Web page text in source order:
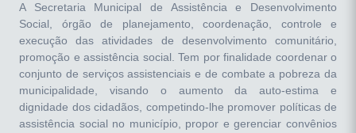
A Secretaria Municipal de Assistência e Desenvolvimento
Social, órgão de planejamento, coordenação, controle e
execução das atividades de desenvolvimento comunitário,
promoção e assistência social. Tem por finalidade coordenar o
conjunto de serviços assistenciais e de combate a pobreza da
municipalidade, visando o aumento da auto-estima e
dignidade dos cidadãos, competindo-lhe promover políticas de
assistência social no município, propor e gerenciar convênios